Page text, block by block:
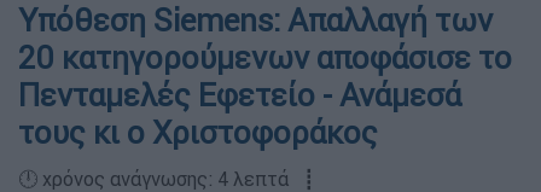
Υπόθεση Siemens: Απαλλαγή των
20 κατηγορούμενων αποφάσισε το
Πενταμελές Εφετείο - Ανάμεσά
τους κι ο Χριστοφοράκος
🕛 χρόνος ανάγνωσης: 4 λεπτά ┋